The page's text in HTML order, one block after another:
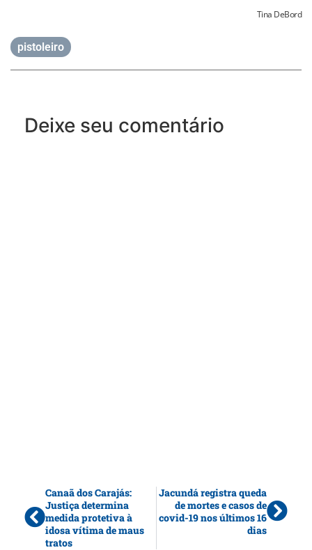
Tina DeBord
pistoleiro
Deixe seu comentário
Canaã dos Carajás:
Justiça determina
medida protetiva à
idosa vítima de maus
tratos
Jacundá registra queda
de mortes e casos de
covid-19 nos últimos 16
dias